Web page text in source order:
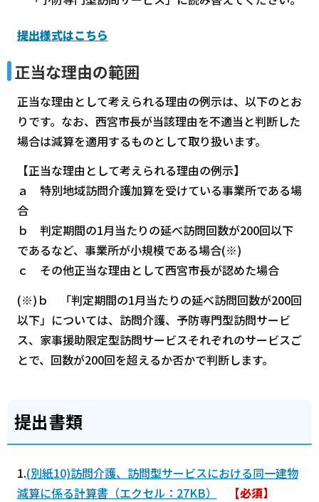
提出様式はこちら
正当な理由の範囲
正当な理由として考えられる理由の例示は、以下のとお
りです。なお、西宮市長が当該理由を不適当と判断した
場合は減算を適用するものとして取り扱います。
【正当な理由として考えられる理由の例示】
ａ 特別地域訪問介護加算を受けている事業所である場
合
ｂ 判定期間の1月当たりの延べ訪問回数が200回以下
であるなど、事業所が小規模である場合(※)
ｃ その他正当な理由として西宮市長が認めた場合
(※)ｂ 「判定期間の1月当たりの延べ訪問回数が200回
以下」については、訪問介護、予防専門型訪問サービ
ス、家事援助限定型訪問サービスそれぞれのサービスご
とで、回数が200回を超えるか否かで判断します。
提出書類
1.(別紙10)訪問介護、訪問型サービスにおける同一建物
減算に係る計算書（エクセル：27KB）
【必須】